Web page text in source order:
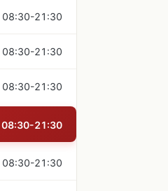
08:30-21:30
08:30-21:30
08:30-21:30
08:30-21:30
08:30-21:30